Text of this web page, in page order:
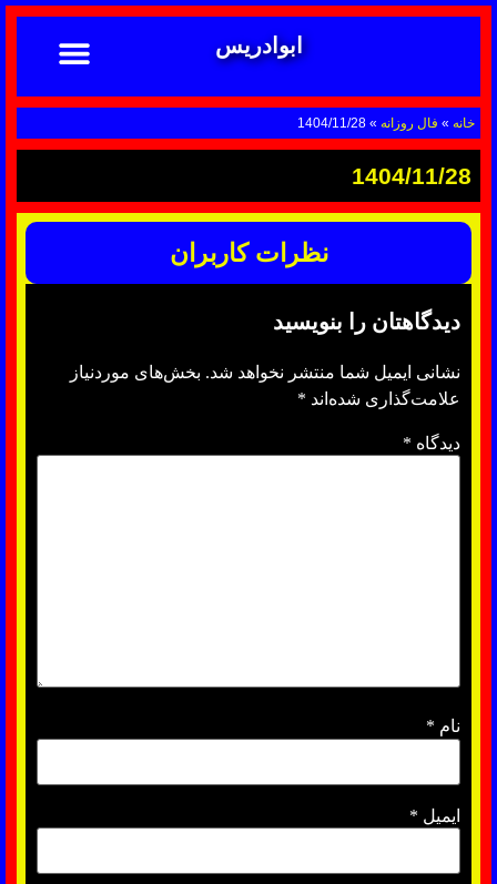
ابوادریس
خانه » فال روزانه »
1404/11/28
1404/11/28
نظرات کاربران
دیدگاهتان را بنویسید
نشانی ایمیل شما منتشر نخواهد شد. بخش‌های موردنیاز
علامت‌گذاری شده‌اند *
دیدگاه *
نام *
ایمیل *